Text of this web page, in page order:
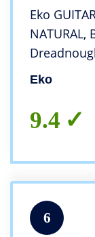
Eko
NATURAL,
812mm,
Eko
9.4
6